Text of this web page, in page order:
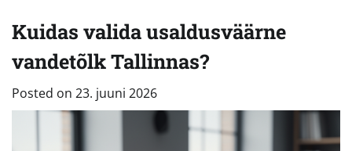
Kuidas valida usaldusväärne
vandetõlk Tallinnas?
Posted on 23. juuni 2026